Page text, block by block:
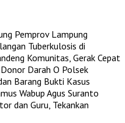
Pemprov Lampung
Tuberkulosis di
Komunitas, Gerak Cepat
Darah O Polsek
Barang Bukti Kasus
Wabup Agus Suranto
dan Guru, Tekankan